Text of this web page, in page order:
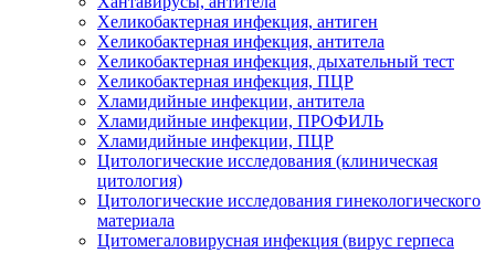
Хеликобактерная инфекция, антиген
Хеликобактерная инфекция, антитела
Хеликобактерная инфекция, дыхательный тест
Хеликобактерная инфекция, ПЦР
Хламидийные инфекции, антитела
Хламидийные инфекции, ПРОФИЛЬ
Хламидийные инфекции, ПЦР
Цитологические исследования (клиническая
цитология)
Цитологические исследования гинекологического
материала
Цитомегаловирусная инфекция (вирус герпеса